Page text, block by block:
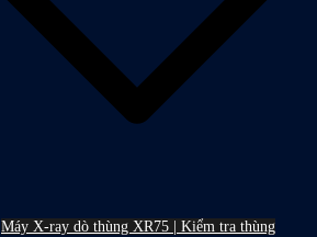
Máy X-ray dò thùng XR75 | Kiểm tra thùng